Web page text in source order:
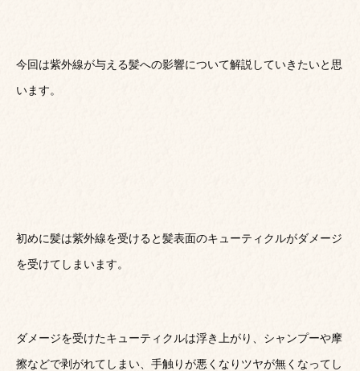
今回は紫外線が与える髪への影響について解説していきたいと思
います。
初めに髪は紫外線を受けると髪表面のキューティクルがダメージ
を受けてしまいます。
ダメージを受けたキューティクルは浮き上がり、シャンプーや摩
擦などで剥がれてしまい、手触りが悪くなりツヤが無くなってし